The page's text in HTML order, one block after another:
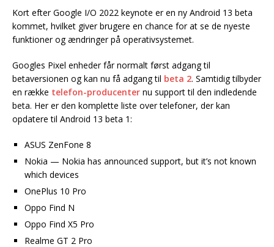
Kort efter Google I/O 2022 keynote er en ny Android 13 beta
kommet, hvilket giver brugere en chance for at se de nyeste
funktioner og ændringer på operativsystemet.
Googles Pixel enheder får normalt først adgang til
betaversionen og kan nu få adgang til beta 2. Samtidig tilbyder
en række telefon-producenter nu support til den indledende
beta. Her er den komplette liste over telefoner, der kan
opdatere til Android 13 beta 1:
ASUS ZenFone 8
Nokia — Nokia has announced support, but it’s not known
which devices
OnePlus 10 Pro
Oppo Find N
Oppo Find X5 Pro
Realme GT 2 Pro